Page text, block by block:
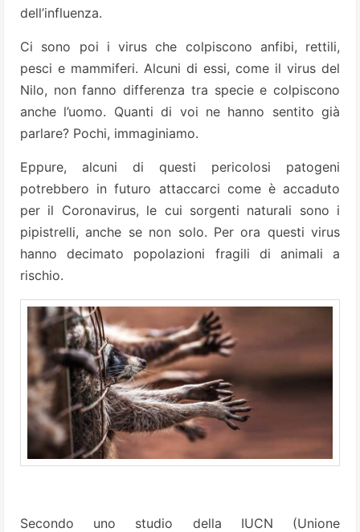
dell’influenza.
Ci sono poi i virus che colpiscono anfibi, rettili,
pesci e mammiferi. Alcuni di essi, come il virus del
Nilo, non fanno differenza tra specie e colpiscono
anche l’uomo. Quanti di voi ne hanno sentito già
parlare? Pochi, immaginiamo.
Eppure, alcuni di questi pericolosi patogeni
potrebbero in futuro attaccarci come è accaduto
per il Coronavirus, le cui sorgenti naturali sono i
pipistrelli, anche se non solo. Per ora questi virus
hanno decimato popolazioni fragili di animali a
rischio.
Secondo uno studio della IUCN (Unione